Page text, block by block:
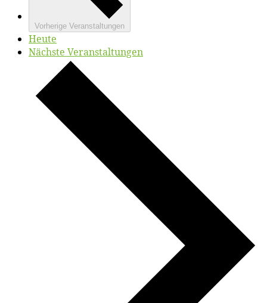
Vorherige Veranstaltungen
Heute
Nächste Veranstaltungen